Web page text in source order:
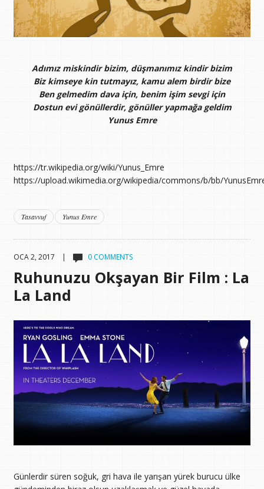
Adımız miskindir bizim, düşmanımız kindir bizim
Biz kimseye kin tutmayız, kamu alem birdir bize
Ben gelmedim dava için, benim işim sevgi için
Dostun evi gönüllerdir, gönüller yapmağa geldim
Yunus Emre
https://tr.wikipedia.org/wiki/Yunus_Emre
https://upload.wikimedia.org/wikipedia/commons/b/bb/
Tasavvuf Yunus Emre
OCA 2, 2017 | 0 COMMENTS
Ruhunuzu Okşayan Bir Film : La
La Land
Günlerdir süren soğuk, gri hava ile yarışan yürek burucu ülke